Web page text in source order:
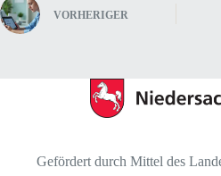
VORHERIGER
Gefördert durch Mittel des